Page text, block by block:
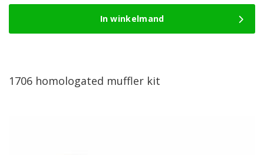
In winkelmand
1706 homologated muffler kit